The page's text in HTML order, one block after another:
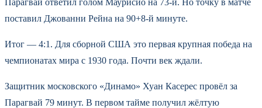
поставил Джованни Рейна на 90+8-й минуте.
Итог — 4:1. Для сборной США это первая крупная победа на
чемпионатах мира с 1930 года. Почти век ждали.
Защитник московского «Динамо» Хуан Касерес провёл за
Парагвай 79 минут. В первом тайме получил жёлтую